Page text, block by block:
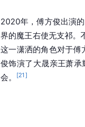
2020年，傅方俊出演
界的魔王右使无支祁。
这一潇洒的角色对于傅
俊饰演了大晟亲王萧
会。
[21 ]